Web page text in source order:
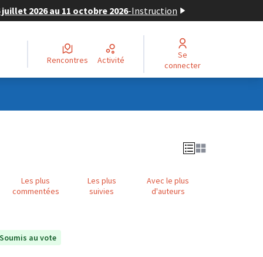
2026 au 11 octobre 2026-Instruction
Rencontres Activité
Se
connecter
Les plus
commentées
Les plus
suivies
Avec le plus
d'auteurs
Soumis au vote